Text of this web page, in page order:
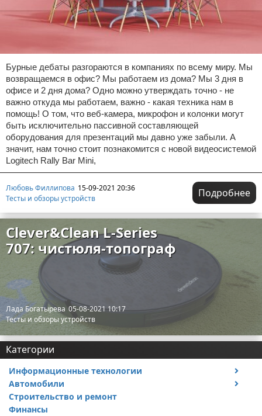
Бурные дебаты разгораются в компаниях по всему миру. Мы
возвращаемся в офис? Мы работаем из дома? Мы 3 дня в
офисе и 2 дня дома? Одно можно утверждать точно - не
важно откуда мы работаем, важно - какая техника нам в
помощь! О том, что веб-камера, микрофон и колонки могут
быть исключительно пассивной составляющей
оборудования для презентаций мы давно уже забыли. А
значит, нам точно стоит познакомится с новой видеосистемой
Logitech Rally Bar Mini,
Любовь Филлипова 15-09-2021 20:36
Тесты и обзоры устройств
Подробнее
Clever&Clean L-Series
707: чистюля-топограф
Лада Богатырева 05-08-2021 10:17
Тесты и обзоры устройств
Категории
Информационные технологии
Тесты и обзоры устройств
Автомобили
Ремонт авто
Строительство и ремонт
Финансы